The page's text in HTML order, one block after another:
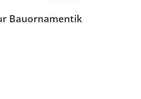
Bauornamentik